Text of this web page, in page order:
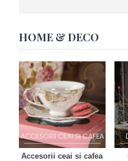
HOME & DECO
Accesorii ceai si cafea